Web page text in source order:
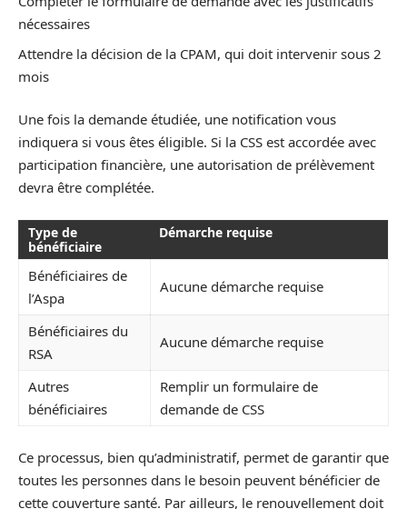
nécessaires
Attendre la décision de la CPAM, qui doit intervenir sous 2
mois
Une fois la demande étudiée, une notification vous
indiquera si vous êtes éligible. Si la CSS est accordée avec
participation financière, une autorisation de prélèvement
devra être complétée.
Type de
bénéficiaire
Démarche requise
Bénéficiaires de
l’Aspa
Aucune démarche requise
Bénéficiaires du
RSA
Aucune démarche requise
Autres
bénéficiaires
Remplir un formulaire de
demande de CSS
Ce processus, bien qu’administratif, permet de garantir que
toutes les personnes dans le besoin peuvent bénéficier de
cette couverture santé. Par ailleurs, le renouvellement doit